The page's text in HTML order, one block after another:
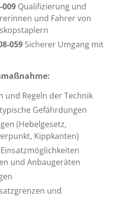
009 Qualifizierung und
und Fahrer von
059 Sicherer Umgang mit
und Regeln der Technik
Gefährdungen
(Hebelgesetz,
Kippkanten)
und Anbaugeräten
und